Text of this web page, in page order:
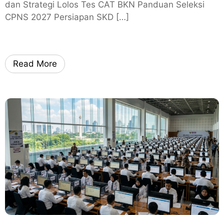
dan Strategi Lolos Tes CAT BKN Panduan Seleksi
CPNS 2027 Persiapan SKD […]
Read More